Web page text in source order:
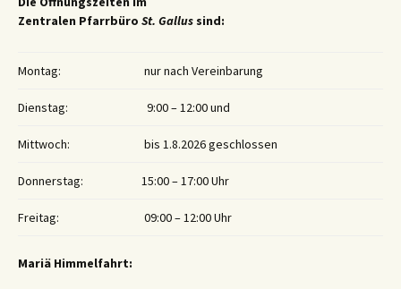
Zentralen Pfarrbüro St. Gallus sind:
Montag: nur nach Vereinbarung
Dienstag: 9:00 – 12:00 und
Mittwoch: bis 1.8.2026 geschlossen
Donnerstag: 15:00 – 17:00 Uhr
Freitag: 09:00 – 12:00 Uhr
Mariä Himmelfahrt: